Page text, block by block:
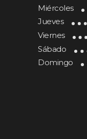
Miércoles
Jueves
Viernes
Sábado
Domingo